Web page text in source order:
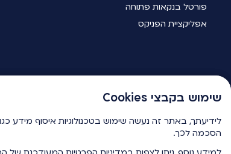
שימוש בקבצי Cookies
הסכמה לכך.
פורטל בנקאות פתוחה
אפליקציית הפניקס
שירות לקוחות
שימוש בקבצי Cookies
הסכמה לכך.